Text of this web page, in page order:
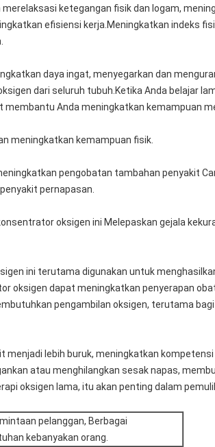
ketegangan fisik dan logam,
efisiensi kerja.Meningkatkan indeks
daya ingat, menyegarkan dan
dari seluruh tubuh.Ketika Anda belajar
Anda meningkatkan kemampuan
meningkatkan kemampuan fisik.
pengobatan tambahan penyakit
pernapasan.
oksigen ini Melepaskan gejala
ini terutama digunakan untuk
oksigen dapat meningkatkan penyerapan
pengambilan oksigen, terutama
menjadi lebih buruk, meningkatkan
atau menghilangkan sesak napas,
oksigen lama, itu akan penting dalam
pelanggan, Berbagai
kebanyakan orang.